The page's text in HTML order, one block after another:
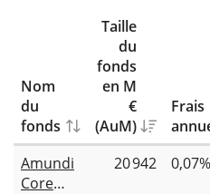
Nom
du
fonds
Taille
du
fonds
en M
€
(AuM)
Frais
Amundi
Core
20 942